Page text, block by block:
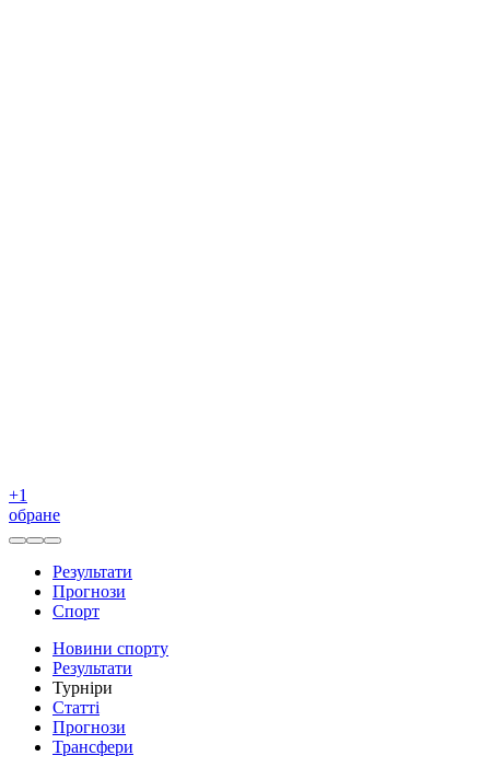
+1
обране
Результати
Прогнози
Спорт
Новини спорту
Результати
Турніри
Статті
Прогнози
Трансфери